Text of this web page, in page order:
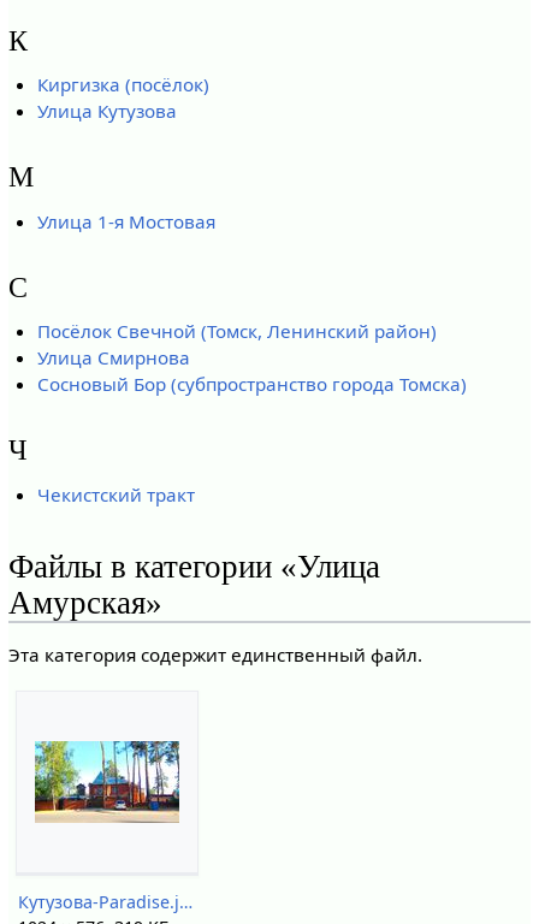
К
Киргизка (посёлок)
Улица Кутузова
М
Улица 1-я Мостовая
С
Посёлок Свечной (Томск, Ленинский район)
Улица Смирнова
Сосновый Бор (субпространство города Томска)
Ч
Чекистский тракт
Файлы в категории «Улица
Амурская»
Эта категория содержит единственный файл.
Кутузова-Paradise.jpg